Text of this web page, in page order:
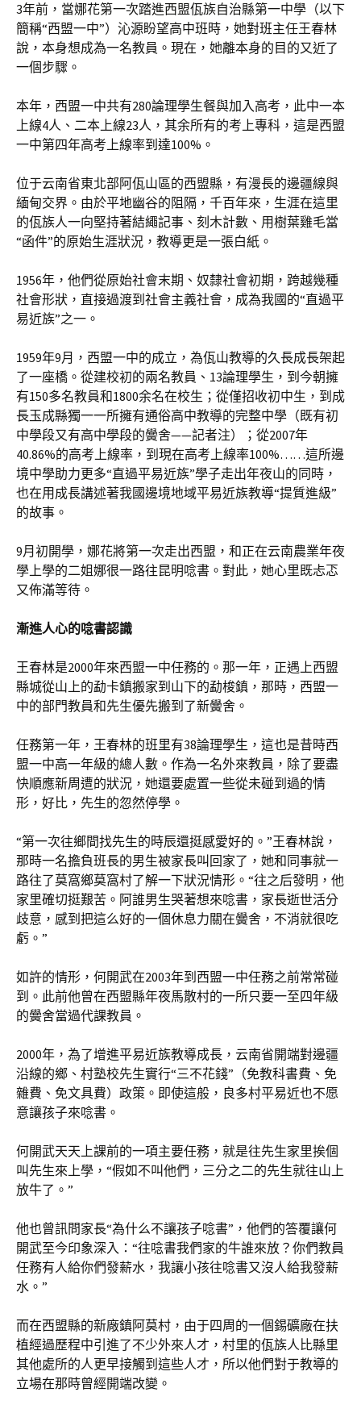
3年前，當娜花第一次踏進西盟佤族自治縣第一中學（以下
簡稱“西盟一中”）沁源盼望高中班時，她對班主任王春林
說，本身想成為一名教員。現在，她離本身的目的又近了
一個步驟。
本年，西盟一中共有280論理學生餐與加入高考，此中一本
上線4人、二本上線23人，其余所有的考上專科，這是西盟
一中第四年高考上線率到達100%。
位于云南省東北部阿佤山區的西盟縣，有漫長的邊疆線與
緬甸交界。由於平地幽谷的阻隔，千百年來，生涯在這里
的佤族人一向堅持著結繩記事、刻木計數、用樹葉雞毛當
“函件”的原始生涯狀況，教導更是一張白紙。
1956年，他們從原始社會末期、奴隸社會初期，跨越幾種
社會形狀，直接過渡到社會主義社會，成為我國的“直過平
易近族”之一。
1959年9月，西盟一中的成立，為佤山教導的久長成長架起
了一座橋。從建校初的兩名教員、13論理學生，到今朝擁
有150多名教員和1800余名在校生；從僅招收初中生，到成
長玉成縣獨一一所擁有通俗高中教導的完整中學（既有初
中學段又有高中學段的黌舍——記者注）；從2007年
40.86%的高考上線率，到現在高考上線率100%……這所邊
境中學助力更多“直過平易近族”學子走出年夜山的同時，
也在用成長講述著我國邊境地域平易近族教導“提質進級”
的故事。
9月初開學，娜花將第一次走出西盟，和正在云南農業年夜
學上學的二姐娜很一路往昆明唸書。對此，她心里既忐忑
又佈滿等待。
漸進人心的唸書認識
王春林是2000年來西盟一中任務的。那一年，正遇上西盟
縣城從山上的勐卡鎮搬家到山下的勐梭鎮，那時，西盟一
中的部門教員和先生優先搬到了新黌舍。
任務第一年，王春林的班里有38論理學生，這也是昔時西
盟一中高一年級的總人數。作為一名外來教員，除了要盡
快順應新周遭的狀況，她還要處置一些從未碰到過的情
形，好比，先生的忽然停學。
“第一次往鄉間找先生的時辰還挺感愛好的。”王春林說，
那時一名擔負班長的男生被家長叫回家了，她和同事就一
路往了莫窩鄉莫窩村了解一下狀況情形。“往之后發明，他
家里確切挺艱苦。阿誰男生哭著想來唸書，家長逝世活分
歧意，感到把這么好的一個休息力關在黌舍，不消就很吃
虧。”
如許的情形，何開武在2003年到西盟一中任務之前常常碰
到。此前他曾在西盟縣年夜馬散村的一所只要一至四年級
的黌舍當過代課教員。
2000年，為了增進平易近族教導成長，云南省開端對邊疆
沿線的鄉、村塾校先生實行“三不花錢”（免教科書費、免
雜費、免文具費）政策。即使這般，良多村平易近也不愿
意讓孩子來唸書。
何開武天天上課前的一項主要任務，就是往先生家里挨個
叫先生來上學，“假如不叫他們，三分之二的先生就往山上
放牛了。”
他也曾訊問家長“為什么不讓孩子唸書”，他們的答覆讓何
開武至今印象深入：“往唸書我們家的牛誰來放？你們教員
任務有人給你們發薪水，我讓小孩往唸書又沒人給我發薪
水。”
而在西盟縣的新廠鎮阿莫村，由于四周的一個錫礦廠在扶
植經過歷程中引進了不少外來人才，村里的佤族人比縣里
其他處所的人更早接觸到這些人才，所以他們對于教導的
立場在那時曾經開端改變。